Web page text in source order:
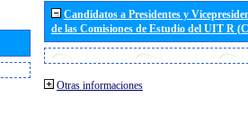
Candidatos a Presidentes y
de las Comisiones de Estudio del UIT R
Otras informaciones